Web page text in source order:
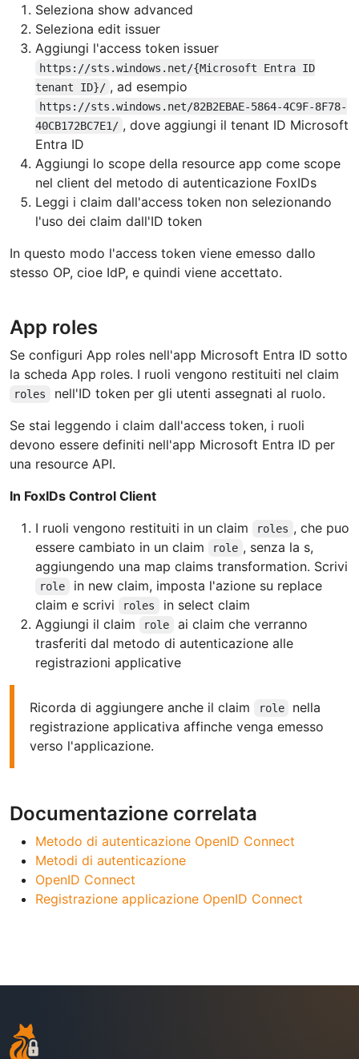
Seleziona show advanced
Seleziona edit issuer
Aggiungi l'access token issuer
https://sts.windows.net/{Microsoft Entra ID
tenant ID}/ , ad esempio
https://sts.windows.net/82B2EBAE-5864-4C9F-8F78-
40CB172BC7E1/ , dove aggiungi il tenant ID Microsoft
Entra ID
Aggiungi lo scope della resource app come scope
nel client del metodo di autenticazione FoxIDs
Leggi i claim dall'access token non selezionando
l'uso dei claim dall'ID token
In questo modo l'access token viene emesso dallo
stesso OP, cioe IdP, e quindi viene accettato.
App roles
Se configuri App roles nell'app Microsoft Entra ID sotto
la scheda App roles. I ruoli vengono restituiti nel claim
roles
nell'ID token per gli utenti assegnati al ruolo.
Se stai leggendo i claim dall'access token, i ruoli
devono essere definiti nell'app Microsoft Entra ID per
una resource API.
In FoxIDs Control Client
I ruoli vengono restituiti in un claim
roles , che puo
essere cambiato in un claim
role , senza la s,
aggiungendo una map claims transformation. Scrivi
role
in new claim, imposta l'azione su replace
claim e scrivi
roles
in select claim
Aggiungi il claim
role
ai claim che verranno
trasferiti dal metodo di autenticazione alle
registrazioni applicative
Ricorda di aggiungere anche il claim role
nella
registrazione applicativa affinche venga emesso
verso l'applicazione.
Documentazione correlata
Metodo di autenticazione OpenID Connect
Metodi di autenticazione
OpenID Connect
Registrazione applicazione OpenID Connect